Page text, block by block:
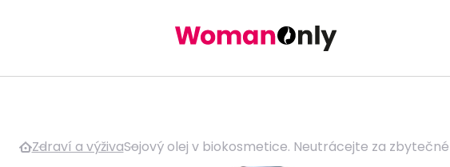
Zdraví a výživaSojový olej v biokosmetice. Neutrácejte za